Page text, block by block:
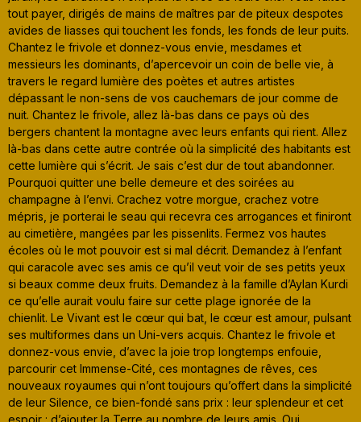
tout payer, dirigés de mains de maîtres par de piteux despotes
avides de liasses qui touchent les fonds, les fonds de leur puits.
Chantez le frivole et donnez-vous envie, mesdames et
messieurs les dominants, d’apercevoir un coin de belle vie, à
travers le regard lumière des poètes et autres artistes
dépassant le non-sens de vos cauchemars de jour comme de
nuit. Chantez le frivole, allez là-bas dans ce pays où des
bergers chantent la montagne avec leurs enfants qui rient. Allez
là-bas dans cette autre contrée où la simplicité des habitants est
cette lumière qui s’écrit. Je sais c’est dur de tout abandonner.
Pourquoi quitter une belle demeure et des soirées au
champagne à l’envi. Crachez votre morgue, crachez votre
mépris, je porterai le seau qui recevra ces arrogances et finiront
au cimetière, mangées par les pissenlits. Fermez vos hautes
écoles où le mot pouvoir est si mal décrit. Demandez à l’enfant
qui caracole avec ses amis ce qu’il veut voir de ses petits yeux
si beaux comme deux fruits. Demandez à la famille d’Aylan Kurdi
ce qu’elle aurait voulu faire sur cette plage ignorée de la
chienlit. Le Vivant est le cœur qui bat, le cœur est amour, pulsant
ses multiformes dans un Uni-vers acquis. Chantez le frivole et
donnez-vous envie, d’avec la joie trop longtemps enfouie,
parcourir cet Immense-Cité, ces montagnes de rêves, ces
nouveaux royaumes qui n’ont toujours qu’offert dans la simplicité
de leur Silence, ce bien-fondé sans prix : leur splendeur et cet
espoir : d’ajouter la Terre au nombre de leurs amis. Oui,